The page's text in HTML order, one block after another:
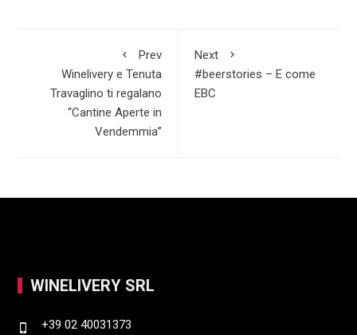
Prev
Winelivery e Tenuta
Travaglino ti regalano
“Cantine Aperte in
Vendemmia”
Next
#beerstories – E come
EBC
WINELIVERY SRL
+39 02 40031373